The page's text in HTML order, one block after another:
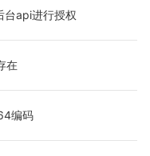
台api进行授权
在
编码